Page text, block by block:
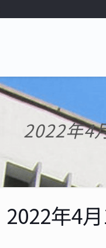
2022年4
2022年4